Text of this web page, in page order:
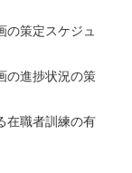
策定スケジュ
進捗状況の策
職者訓練の有